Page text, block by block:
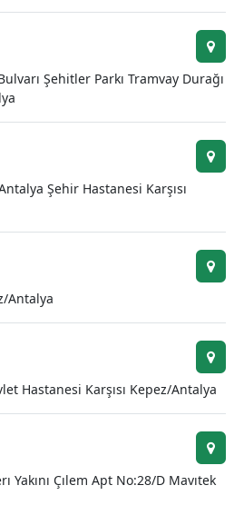
Kırklareli
Kütahya
Manisa
Kahramanmaraş
Şehitler Parkı Tramvay Durağı
Şehir Hastanesi Karşısı
Antalya
Hastanesi Karşısı Kepez/Antalya
Yakını Çılem Apt No:28/D Mavıtek